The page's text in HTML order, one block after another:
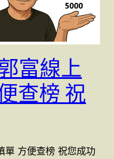
富線上
查榜 祝
單 方便查榜 祝您成功